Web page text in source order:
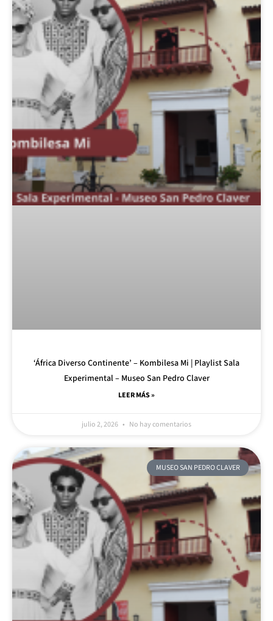
‘África Diverso Continente’ – Kombilesa Mi | Playlist Sala
Experimental – Museo San Pedro Claver
LEER MÁS »
julio 2, 2026 No hay comentarios
MUSEO SAN PEDRO CLAVER